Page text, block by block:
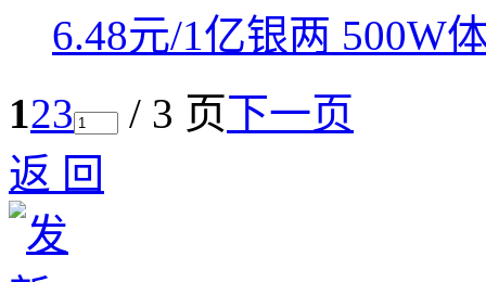
6.48元/1亿银两 500W
123 / 3 页下一页
返 回